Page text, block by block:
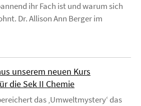
ihr Fach ist und warum sich
Dr. Allison Ann Berger im
unserem neuen Kurs
die Sek II Chemie
das ‚Umweltmystery‘ das